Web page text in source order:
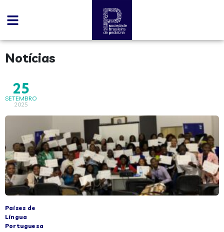
Notícias
25
SETEMBRO
2025
Países de
Língua
Portuguesa